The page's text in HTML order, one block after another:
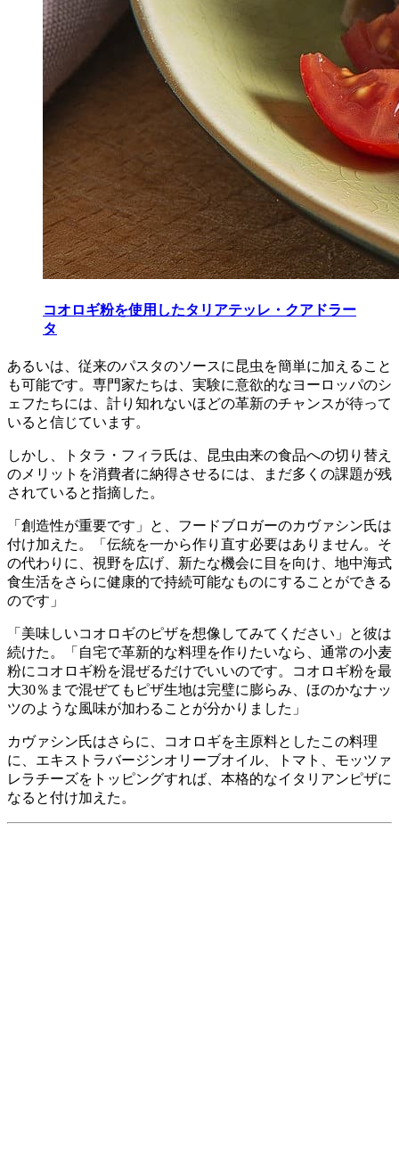
コオロギ粉を使用したタリアテッレ・クアドラー
タ
あるいは、従来のパスタのソースに昆虫を簡単に加えること
も可能です。専門家たちは、実験に意欲的なヨーロッパのシ
ェフたちには、計り知れないほどの革新のチャンスが待って
いると信じています。
しかし、トタラ・フィラ氏は、昆虫由来の食品への切り替え
のメリットを消費者に納得させるには、まだ多くの課題が残
されていると指摘した。
「創造性が重要です」と、フードブロガーのカヴァシン氏は
付け加えた。「伝統を一から作り直す必要はありません。そ
の代わりに、視野を広げ、新たな機会に目を向け、地中海式
食生活をさらに健康的で持続可能なものにすることができる
のです」
「美味しいコオロギのピザを想像してみてください」と彼は
続けた。「自宅で革新的な料理を作りたいなら、通常の小麦
粉にコオロギ粉を混ぜるだけでいいのです。コオロギ粉を最
大30％まで混ぜてもピザ生地は完璧に膨らみ、ほのかなナッ
ツのような風味が加わることが分かりました」
カヴァシン氏はさらに、コオロギを主原料としたこの料理
に、エキストラバージンオリーブオイル、トマト、モッツァ
レラチーズをトッピングすれば、本格的なイタリアンピザに
なると付け加えた。